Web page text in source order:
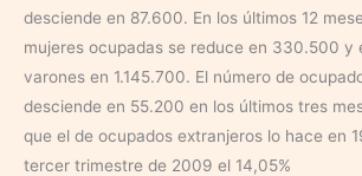
desciende en 87.600. En los últimos 12
mujeres ocupadas se reduce en 330.500 y
varones en 1.145.700. El número de
desciende en 55.200 en los últimos tres
que el de ocupados extranjeros lo hace en
tercer trimestre de 2009 el 14,05%